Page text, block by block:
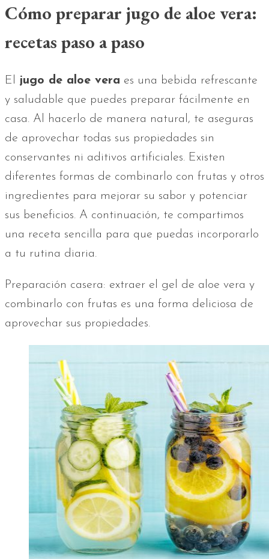
Cómo preparar jugo de aloe vera:
recetas paso a paso
El jugo de aloe vera es una bebida refrescante
y saludable que puedes preparar fácilmente en
casa. Al hacerlo de manera natural, te aseguras
de aprovechar todas sus propiedades sin
conservantes ni aditivos artificiales. Existen
diferentes formas de combinarlo con frutas y otros
ingredientes para mejorar su sabor y potenciar
sus beneficios. A continuación, te compartimos
una receta sencilla para que puedas incorporarlo
a tu rutina diaria.
Preparación casera: extraer el gel de aloe vera y
combinarlo con frutas es una forma deliciosa de
aprovechar sus propiedades.